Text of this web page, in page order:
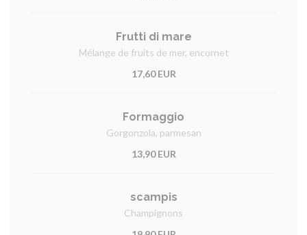
Frutti di mare
Mélange de fruits de mer, encornet
17,60 EUR
Formaggio
Gorgonzola, parmesan
13,90 EUR
scampis
Champignons